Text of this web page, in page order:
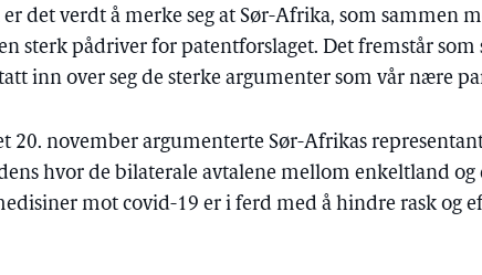
det verdt å merke seg at Sør-Afrika, som sammen
sterk pådriver for patentforslaget. Det fremstår
inn over seg de sterke argumenter som vår nære
20. november argumenterte Sør-Afrikas
hvor de bilaterale avtalene mellom enkeltland og
mot covid-19 er i ferd med å hindre rask og